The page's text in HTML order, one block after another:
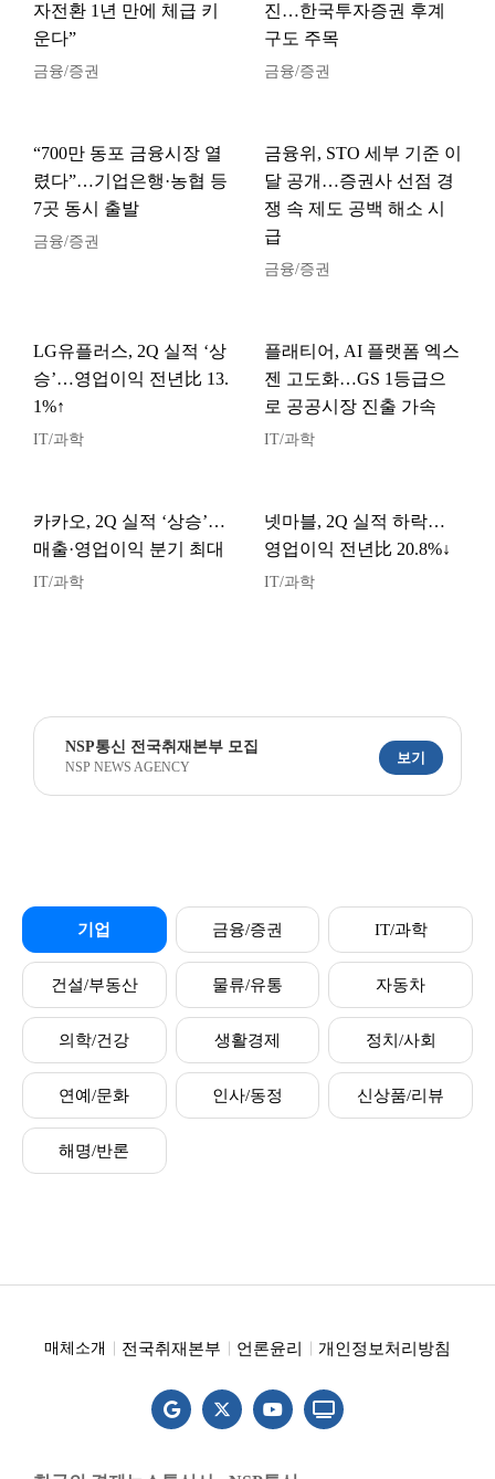
자전환 1년 만에 체급 키
운다”
금융/증권
진…한국투자증권 후계
구도 주목
금융/증권
“700만 동포 금융시장 열
렸다”…기업은행·농협 등
7곳 동시 출발
금융/증권
금융위, STO 세부 기준 이
달 공개…증권사 선점 경
쟁 속 제도 공백 해소 시
급
금융/증권
LG유플러스, 2Q 실적 ‘상
승’…영업이익 전년比 13.
1%↑
IT/과학
플래티어, AI 플랫폼 엑스
젠 고도화…GS 1등급으
로 공공시장 진출 가속
IT/과학
카카오, 2Q 실적 ‘상승’…
매출·영업이익 분기 최대
IT/과학
넷마블, 2Q 실적 하락…
영업이익 전년比 20.8%↓
IT/과학
NSP통신 전국취재본부 모집
NSP NEWS AGENCY
보기
기업 금융/증권 IT/과학
건설/부동산 물류/유통 자동차
의학/건강 생활경제 정치/사회
연예/문화 인사/동정 신상품/리뷰
해명/반론
매체소개 전국취재본부 언론윤리 개인정보처리방침